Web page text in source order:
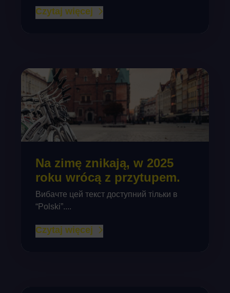
Czytaj więcej
Na zimę znikają, w 2025
roku wrócą z przytupem.
Вибачте цей текст доступний тільки в
“Polski”....
Czytaj więcej